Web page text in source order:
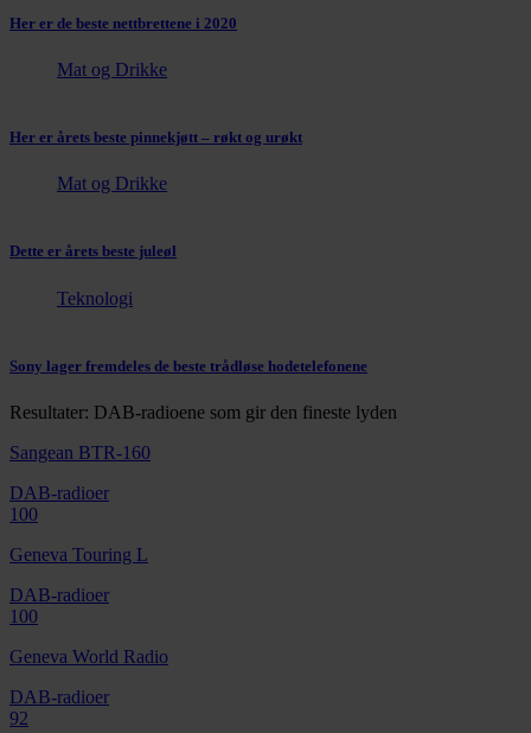
Her er de beste nettbrettene i 2020
Mat og Drikke
Her er årets beste pinnekjøtt – røkt og urøkt
Mat og Drikke
Dette er årets beste juleøl
Teknologi
Sony lager fremdeles de beste trådløse hodetelefonene
Resultater: DAB-radioene som gir den fineste lyden
Sangean BTR-160
DAB-radioer
100
Geneva Touring L
DAB-radioer
100
Geneva World Radio
DAB-radioer
92